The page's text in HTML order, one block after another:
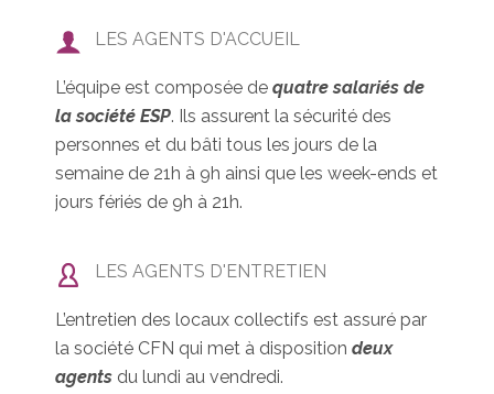
LES AGENTS D'ACCUEIL
L’équipe est composée de quatre salariés de
la société ESP. Ils assurent la sécurité des
personnes et du bâti tous les jours de la
semaine de 21h à 9h ainsi que les week-ends et
jours fériés de 9h à 21h.
LES AGENTS D'ENTRETIEN
L’entretien des locaux collectifs est assuré par
la société CFN qui met à disposition deux
agents du lundi au vendredi.